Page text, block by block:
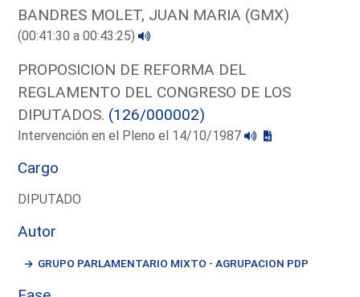
BANDRES MOLET, JUAN MARIA (GMX)
(00:41:30 a 00:43:25)
PROPOSICION DE REFORMA DEL
REGLAMENTO DEL CONGRESO DE LOS
DIPUTADOS. (126/000002)
Intervención en el Pleno el 14/10/1987
Cargo
DIPUTADO
Autor
GRUPO PARLAMENTARIO MIXTO - AGRUPACION PDP